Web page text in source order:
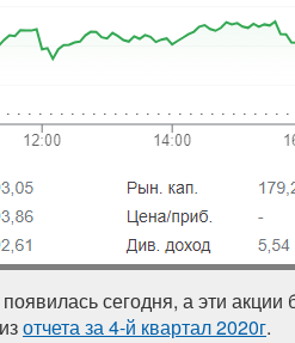
сегодня, а эти
отчета за 4-й квартал 2020г.